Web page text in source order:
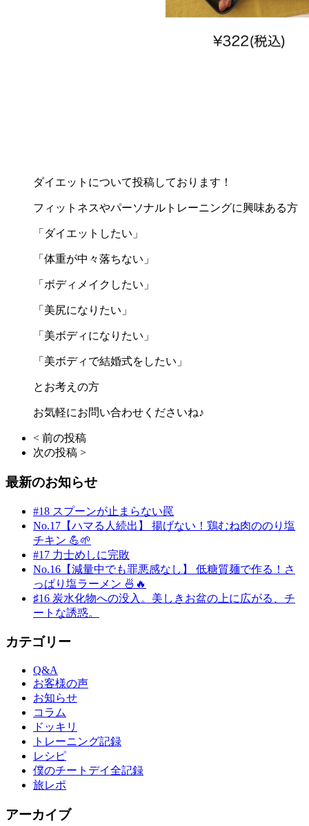
ダイエットについて投稿しております！
フィットネスやパーソナルトレーニングに興味ある方
「ダイエットしたい」
「体重が中々落ちない」
「ボディメイクしたい」
「美尻になりたい」
「美ボディになりたい」
「美ボディで結婚式をしたい」
とお考えの方
お気軽にお問い合わせくださいね♪
< 前の投稿
次の投稿 >
最新のお知らせ
#18 スプーンが止まらない罠
No.17【ハマる人続出】 揚げない！鶏むね肉ののり塩
チキン 💪🌱
#17 力士めしに完敗
No.16【減量中でも罪悪感なし】 低糖質麺で作る！さ
っぱり塩ラーメン 🍜🔥
♯16 炭水化物への没入。美しきお盆の上に広がる、チ
ートな誘惑。
カテゴリー
Q&A
お客様の声
お知らせ
コラム
ドッキリ
トレーニング記録
レシピ
僕のチートデイ全記録
旅レポ
アーカイブ